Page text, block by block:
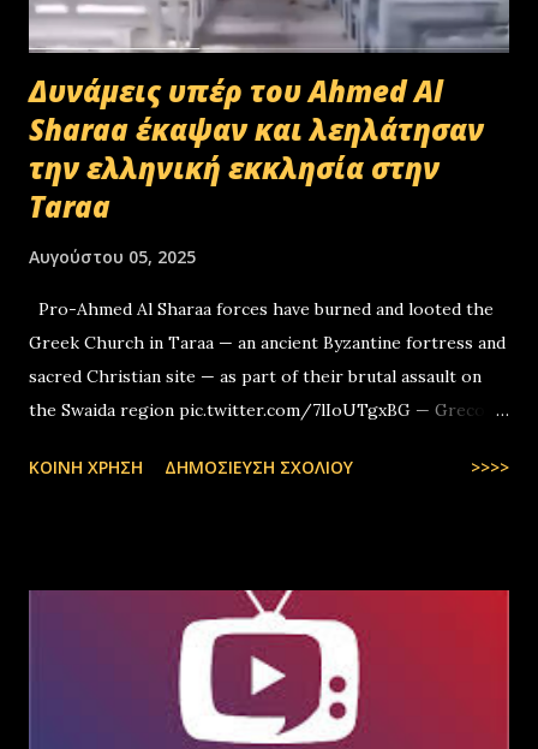
Δυνάμεις υπέρ του Ahmed Al
Sharaa έκαψαν και λεηλάτησαν
την ελληνική εκκλησία στην
Taraa
Αυγούστου 05, 2025
Pro-Ahmed Al Sharaa forces have burned and looted the
Greek Church in Taraa — an ancient Byzantine fortress and
sacred Christian site — as part of their brutal assault on
the Swaida region pic.twitter.com/7lIoUTgxBG — Greco-
ΚΟΙΝΉ ΧΡΉΣΗ ΔΗΜΟΣΊΕΥΣΗ ΣΧΟΛΊΟΥ >>>>